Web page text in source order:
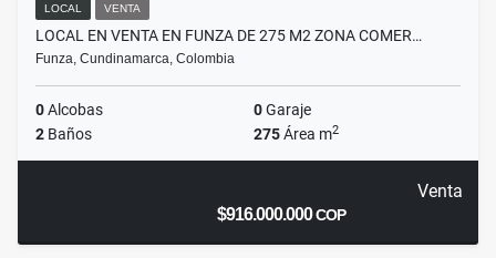
LOCAL VENTA
LOCAL EN VENTA EN FUNZA DE 275 M2 ZONA COMER…
Funza, Cundinamarca, Colombia
0Alcobas 0Garaje
2 Baños 275Área m2
Venta
$916.000.000COP